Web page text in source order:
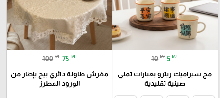
10 ₪ 5 ₪
مج سيراميك ريترو بعبارات تمني
صينية تقليدية
100 ₪ 75 ₪
مفرش طاولة دائري بيج بإطار من
الورود المطرز